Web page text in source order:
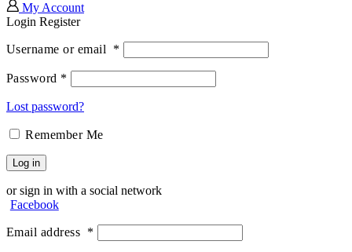
My Account
Login Register
Username or email *
Password *
Lost password?
Remember Me
Log in
or sign in with a social network
Facebook
Email address *